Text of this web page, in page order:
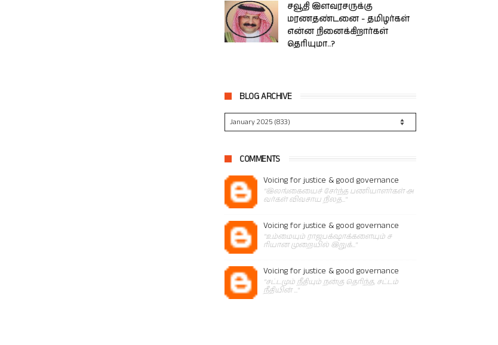
சவூதி இளவரசருக்கு
மரணதண்டனை - தமிழர்கள்
என்ன நினைக்கிறார்கள்
தெரியுமா..?
BLOG ARCHIVE
COMMENTS
Voicing for justice & good governance
"இலங்கையைச் சேர்ந்த பணியாளர்கள் அ
வர்கள் விவசாய நிலத..."
Voicing for justice & good governance
"உம்மையும் ராஜபக்‌ஷாக்களையும் ச
ரியான முறையில் இறுக்..."
Voicing for justice & good governance
"சட்டமும் நீதியும் நன்கு தெரிந்த, சட்டம்
நீதியின் ..."